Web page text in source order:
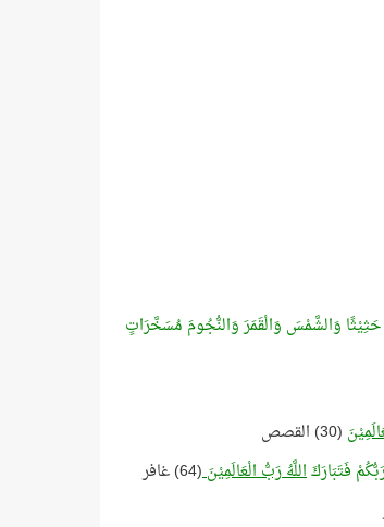
حَثِيْثًا وَالشَّمْسَ وَالْقَمَرَ وَالنُّجُومَ مُسَخَّرَاتٍ
(30) القصص
فَتَبَارَكَاللَّهُ رَبُّ الْعَالَمِيْنَ(64) غافر